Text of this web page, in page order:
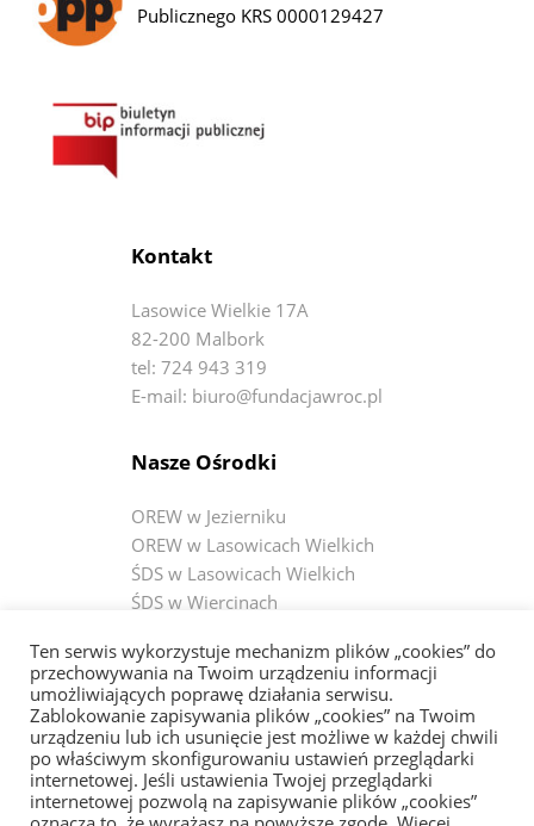
Publicznego KRS 0000129427
Kontakt
Lasowice Wielkie 17A
82-200 Malbork
tel: 724 943 319
E-mail: biuro@fundacjawroc.pl
Nasze Ośrodki
OREW w Jezierniku
OREW w Lasowicach Wielkich
ŚDS w Lasowicach Wielkich
ŚDS w Wiercinach
ŚDS w Czerninie
Bądź na bieżąco
Fundacja WRÓĆ
OREW w Jezierniku
Ten serwis wykorzystuje mechanizm plików „cookies” do
przechowywania na Twoim urządzeniu informacji
umożliwiających poprawę działania serwisu.
Zablokowanie zapisywania plików „cookies” na Twoim
urządzeniu lub ich usunięcie jest możliwe w każdej chwili
po właściwym skonfigurowaniu ustawień przeglądarki
internetowej. Jeśli ustawienia Twojej przeglądarki
internetowej pozwolą na zapisywanie plików „cookies”